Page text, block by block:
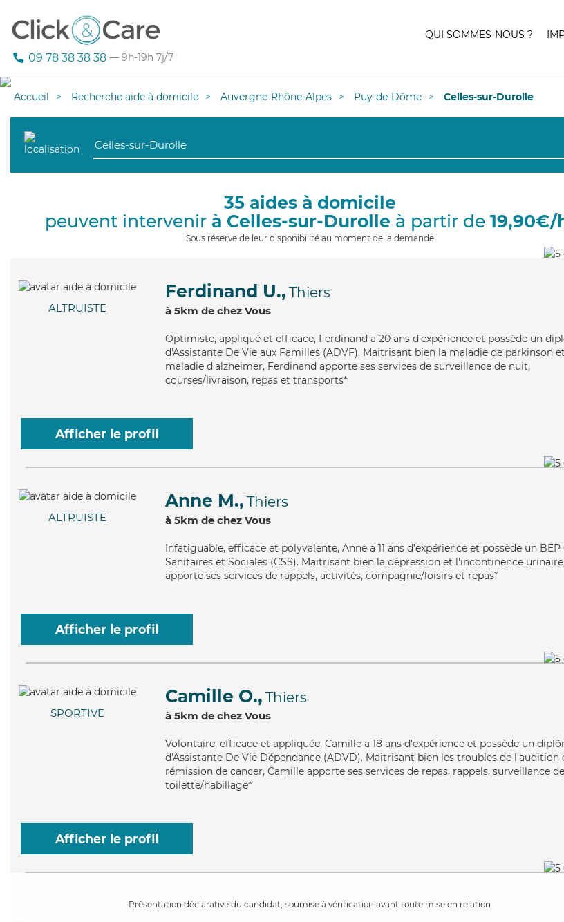
09 78 38 38 38 — 9h-19h 7j/7
QUI SOMMES-NOUS ?
Accueil Recherche aide à domicile Auvergne-Rhône-Alpes Puy-de-Dôme Celles-sur-Durolle
35 aides à domicile
peuvent intervenir à Celles-sur-Durolle à partir de 19,90€/
Sous réserve de leur disponibilité au moment de la demande
ALTRUISTE
Ferdinand U., Thiers
à 5km de chez Vous
Optimiste, appliqué et efficace, Ferdinand a 20 ans d'expérience et possède un
d'Assistante De Vie aux Familles (ADVF). Maitrisant bien la maladie de parkinson
maladie d'alzheimer, Ferdinand apporte ses services de surveillance de nuit,
courses/livraison, repas et transports*
Afficher le profil
ALTRUISTE
Anne M., Thiers
à 5km de chez Vous
Infatiguable, efficace et polyvalente, Anne a 11 ans d'expérience et possède un BEP
Sanitaires et Sociales (CSS). Maitrisant bien la dépression et l'incontinence
apporte ses services de rappels, activités, compagnie/loisirs et repas*
Afficher le profil
SPORTIVE
Camille O., Thiers
à 5km de chez Vous
Volontaire, efficace et appliquée, Camille a 18 ans d'expérience et possède un
d'Assistante De Vie Dépendance (ADVD). Maitrisant bien les troubles de l'audition
rémission de cancer, Camille apporte ses services de repas, rappels, surveillance
toilette/habillage*
Afficher le profil
Présentation déclarative du candidat, soumise à vérification avant toute mise en relation